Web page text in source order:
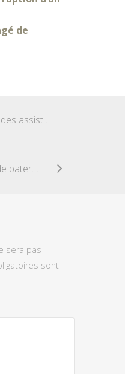
de
Demande de liste des assistantes maternelles
Demande de congé de paternité
sera pas
sont